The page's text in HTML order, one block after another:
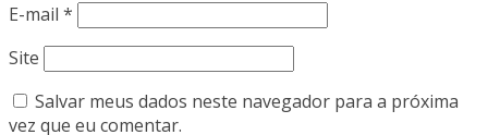
E-mail *
Site
Salvar meus dados neste navegador para a próxima
vez que eu comentar.